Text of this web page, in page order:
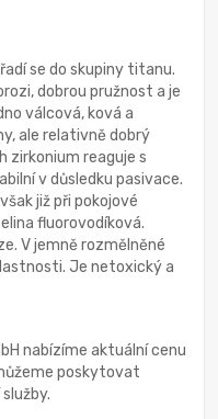
se do skupiny titanu.
dobrou pružnost a je
válcová, ková a
ale relativně dobrý
zirkonium reaguje s
v důsledku pasivace.
již při pokojové
fluorovodíková.
V jemně rozmělněné
Je netoxický a
nabízíme aktuální cenu
poskytovat